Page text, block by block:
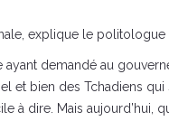
explique le politologue
ayant demandé au
bien des Tchadiens qui
à dire. Mais aujourd’hui,